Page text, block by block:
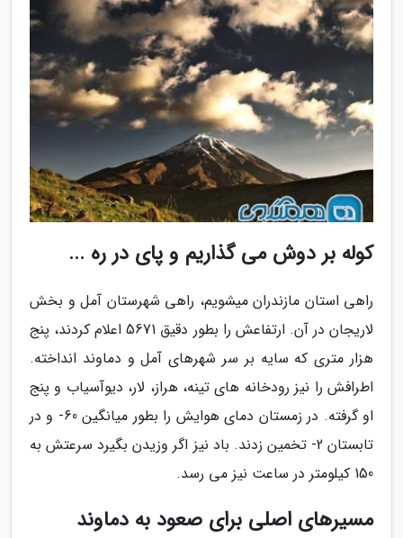
کوله بر دوش می گذاریم و پای در ره ...
راهی استان مازندران میشویم، راهی شهرستان آمل و بخش
لاریجان در آن. ارتفاعش را بطور دقیق 5671 اعلام کردند، پنج
هزار متری که سایه بر سر شهرهای آمل و دماوند انداخته.
اطرافش را نیز رودخانه های تینه، هراز، لار، دیوآسیاب و پنج
او گرفته. در زمستان دمای هوایش را بطور میانگین 60- و در
تابستان 2- تخمین زدند. باد نیز اگر وزیدن بگیرد سرعتش به
150 کیلومتر در ساعت نیز می رسد.
مسیرهای اصلی برای صعود به دماوند